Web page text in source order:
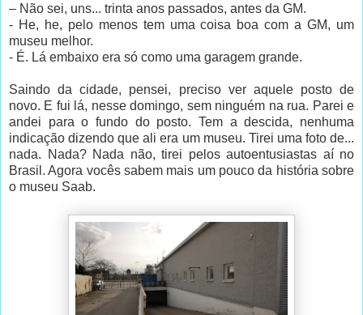
– Não sei, uns... trinta anos passados, antes da GM.
- He, he, pelo menos tem uma coisa boa com a GM, um
museu melhor.
- É. Lá embaixo era só como uma garagem grande.
Saindo da cidade, pensei, preciso ver aquele posto de
novo. E fui lá, nesse domingo, sem ninguém na rua. Parei e
andei para o fundo do posto. Tem a descida, nenhuma
indicação dizendo que ali era um museu. Tirei uma foto de...
nada. Nada? Nada não, tirei pelos autoentusiastas aí no
Brasil. Agora vocês sabem mais um pouco da história sobre
o museu Saab.